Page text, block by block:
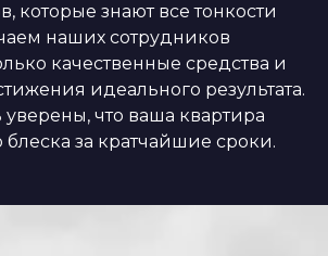
которые знают все тонкости
наших сотрудников
качественные средства и
идеального результата.
что ваша квартира
блеска за кратчайшие сроки.